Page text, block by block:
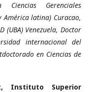
Gerenciales
latina) Curacao,
(UBA) Venezuela, Doctor
internacional del
en Ciencias de
Instituto Superior